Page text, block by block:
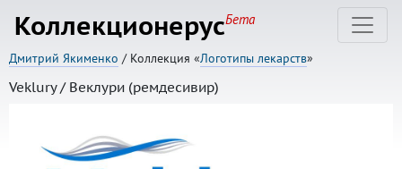
КоллекционерусБета
Дмитрий Якименко / Коллекция «Логотипы лекарств»
Veklury / Веклури (ремдесивир)